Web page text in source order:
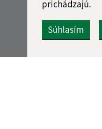
prichádzajú.
Súhlasím